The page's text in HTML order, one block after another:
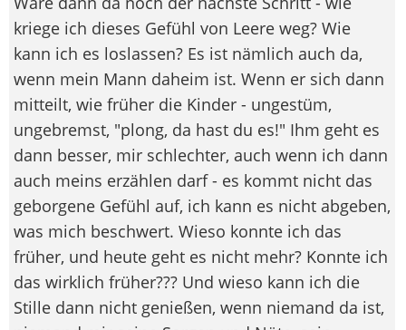
kriege ich dieses Gefühl von Leere weg? Wie
kann ich es loslassen? Es ist nämlich auch da,
wenn mein Mann daheim ist. Wenn er sich dann
mitteilt, wie früher die Kinder - ungestüm,
ungebremst, "plong, da hast du es!" Ihm geht es
dann besser, mir schlechter, auch wenn ich dann
auch meins erzählen darf - es kommt nicht das
geborgene Gefühl auf, ich kann es nicht abgeben,
was mich beschwert. Wieso konnte ich das
früher, und heute geht es nicht mehr? Konnte ich
das wirklich früher??? Und wieso kann ich die
Stille dann nicht genießen, wenn niemand da ist,